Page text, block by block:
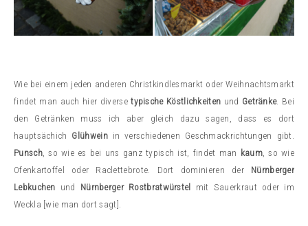
Wie bei einem jeden anderen Christkindlesmarkt oder Weihnachtsmarkt
findet man auch hier diversetypische Köstlichkeiten und Getränke. Bei
den Getränken muss ich aber gleich dazu sagen, dass es dort
hauptsächich Glühweinin verschiedenen Geschmackrichtungen gibt.
Punsch, so wie es bei uns ganz typisch ist, findet man kaum, so wie
Ofenkartoffel oder Raclettebrote. Dort dominieren der Nürnberger
Lebkuchen und Nürnberger Rostbratwürstel mit Sauerkraut oder im
Weckla [wie man dort sagt].